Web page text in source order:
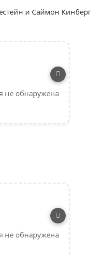
и Саймон Кинберг
не обнаружена
не обнаружена